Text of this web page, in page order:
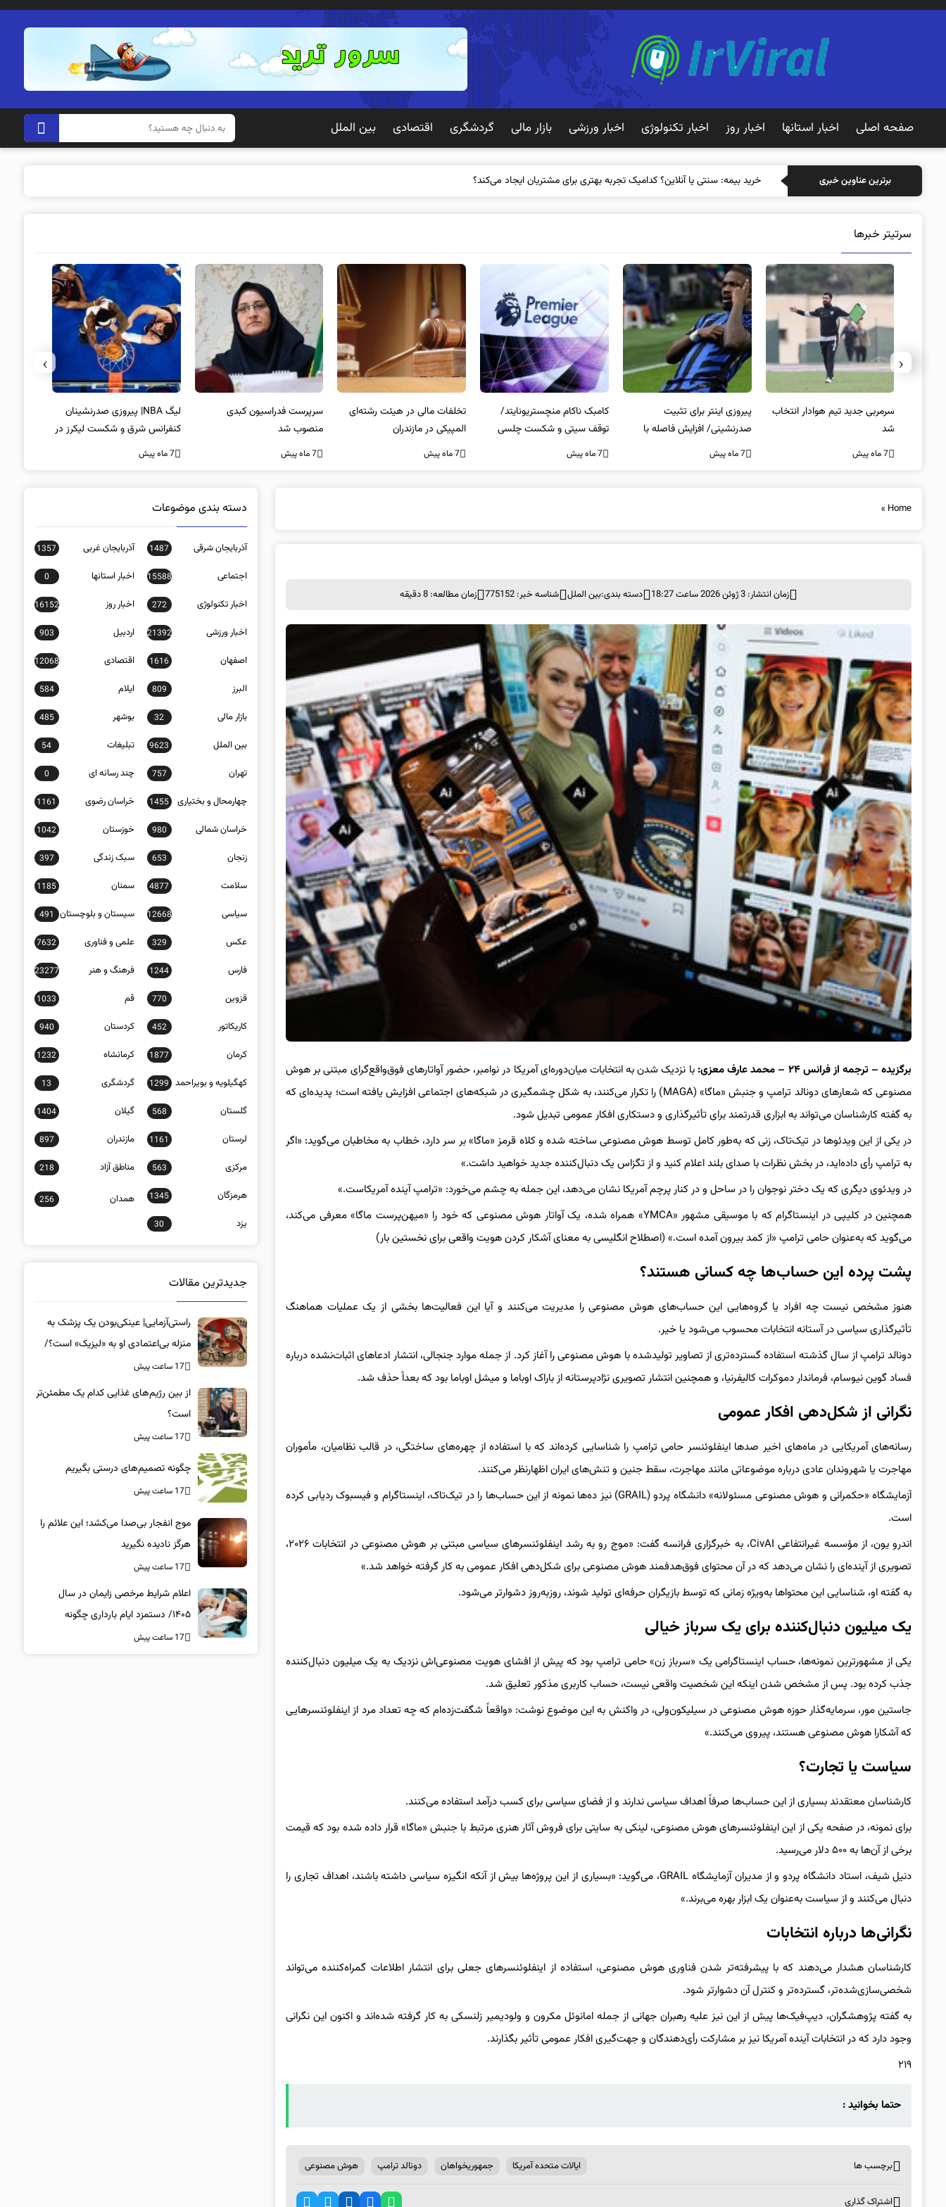
صفحه اصلی اخبار استانها اخبار روز اخبار تکنولوژی اخبار ورزشی بازار مالی گردشگری اقتصادی بین الملل
برترین عناوین خبری خرید بیمه: سنتی
سرتیتر خبرها
سرمربی جدید تیم هوادار انتخاب
شد
7 ماه پیش
پیروزی اینتر برای تثبیت
صدرنشینی/ افزایش فاصله با
ناپولی
7 ماه پیش
کامبک ناکام منچستریونایتد/
توقف سیتی و شکست چلسی
7 ماه پیش
تخلفات مالی در هیئت رشته‌ای
المپیکی در مازندران
7 ماه پیش
سرپرست فدراسیون کبدی
منصوب شد
7 ماه پیش
لیگ NBA| پیروزی صدرنشینان
کنفرانس شرق و شکست لیکرز در
غیاب جیمز
7 ماه پیش
‹
›
Home
»
زمان انتشار: 3 ژوئن 2026 ساعت 18:27 دسته بندی:بین الملل شناسه خبر: 775152 زمان مطالعه: 8 دقیقه
برگزیده – ترجمه از فرانس ۲۴ – محمد عارف معزی:
با نزدیک شدن به انتخابات میان‌دوره‌ای آمریکا در نوامبر، حضور آواتارهای فوق‌واقع‌گرای مبتنی بر هوش
مصنوعی که شعارهای دونالد ترامپ و جنبش «ماگا» (MAGA) را تکرار می‌کنند، به شکل چشمگیری در شبکه‌های اجتماعی افزایش یافته است؛ پدیده‌ای که
به گفته کارشناسان می‌تواند به ابزاری قدرتمند برای تأثیرگذاری و دستکاری افکار عمومی تبدیل شود.
در یکی از این ویدئوها در تیک‌تاک، زنی که به‌طور کامل توسط هوش مصنوعی ساخته شده و کلاه قرمز «ماگا» بر سر دارد، خطاب به مخاطبان می‌گوید: «اگر
به ترامپ رأی داده‌اید، در بخش نظرات با صدای بلند اعلام کنید و از تگزاس یک دنبال‌کننده جدید خواهید داشت.»
در ویدئوی دیگری که یک دختر نوجوان را در ساحل و در کنار پرچم آمریکا نشان می‌دهد، این جمله به چشم می‌خورد: «ترامپ آینده آمریکاست.»
همچنین در کلیپی در اینستاگرام که با موسیقی مشهور «YMCA» همراه شده، یک آواتار هوش مصنوعی که خود را «میهن‌پرست ماگا» معرفی می‌کند،
می‌گوید که به‌عنوان حامی ترامپ «از کمد بیرون آمده است.» (اصطلاح انگلیسی به معنای آشکار کردن هویت واقعی برای نخستین بار)
پشت پرده این حساب‌ها چه کسانی هستند؟
هنوز مشخص نیست چه افراد یا گروه‌هایی این حساب‌های هوش مصنوعی را مدیریت می‌کنند و آیا این فعالیت‌ها بخشی از یک عملیات هماهنگ
تأثیرگذاری سیاسی در آستانه انتخابات محسوب می‌شود یا خیر.
دونالد ترامپ از سال گذشته استفاده گسترده‌تری از تصاویر تولیدشده با هوش مصنوعی را آغاز کرد. از جمله موارد جنجالی، انتشار ادعاهای اثبات‌نشده درباره
فساد گوین نیوسام، فرماندار دموکرات کالیفرنیا، و همچنین انتشار تصویری نژادپرستانه از باراک اوباما و میشل اوباما بود که بعداً حذف شد.
نگرانی از شکل‌دهی افکار عمومی
رسانه‌های آمریکایی در ماه‌های اخیر صدها اینفلوئنسر حامی ترامپ را شناسایی کرده‌اند که با استفاده از چهره‌های ساختگی، در قالب نظامیان، مأموران
مهاجرت یا شهروندان عادی درباره موضوعاتی مانند مهاجرت، سقط جنین و تنش‌های ایران اظهارنظر می‌کنند.
آزمایشگاه «حکمرانی و هوش مصنوعی مسئولانه» دانشگاه پردو (GRAIL) نیز ده‌ها نمونه از این حساب‌ها را در تیک‌تاک، اینستاگرام و فیسبوک ردیابی کرده
است.
اندرو یون، از مؤسسه غیرانتفاعی CivAI، به خبرگزاری فرانسه گفت: «موج رو به رشد اینفلوئنسرهای سیاسی مبتنی بر هوش مصنوعی در انتخابات ۲۰۲۶،
تصویری از آینده‌ای را نشان می‌دهد که در آن محتوای فوق‌هدفمند هوش مصنوعی برای شکل‌دهی افکار عمومی به کار گرفته خواهد شد.»
به گفته او، شناسایی این محتواها به‌ویژه زمانی که توسط بازیگران حرفه‌ای تولید شوند، روزبه‌روز دشوارتر می‌شود.
یک میلیون دنبال‌کننده برای یک سرباز خیالی
یکی از مشهورترین نمونه‌ها، حساب اینستاگرامی یک «سرباز زن» حامی ترامپ بود که پیش از افشای هویت مصنوعی‌اش نزدیک به یک میلیون دنبال‌کننده
جذب کرده بود. پس از مشخص شدن اینکه این شخصیت واقعی نیست، حساب کاربری مذکور تعلیق شد.
جاستین مور، سرمایه‌گذار حوزه هوش مصنوعی در سیلیکون‌ولی، در واکنش به این موضوع نوشت: «واقعاً شگفت‌زده‌ام که چه تعداد مرد از اینفلوئنسرهایی
که آشکارا هوش مصنوعی هستند، پیروی می‌کنند.»
سیاست یا تجارت؟
کارشناسان معتقدند بسیاری از این حساب‌ها صرفاً اهداف سیاسی ندارند و از فضای سیاسی برای کسب درآمد استفاده می‌کنند.
برای نمونه، در صفحه یکی از این اینفلوئنسرهای هوش مصنوعی، لینکی به سایتی برای فروش آثار هنری مرتبط با جنبش «ماگا» قرار داده شده بود که قیمت
برخی از آن‌ها به ۵۰۰ دلار می‌رسید.
دنیل شیف، استاد دانشگاه پردو و از مدیران آزمایشگاه GRAIL، می‌گوید: «بسیاری از این پروژه‌ها بیش از آنکه انگیزه سیاسی داشته باشند، اهداف تجاری را
دنبال می‌کنند و از سیاست به‌عنوان یک ابزار بهره می‌برند.»
نگرانی‌ها درباره انتخابات
کارشناسان هشدار می‌دهند که با پیشرفته‌تر شدن فناوری هوش مصنوعی، استفاده از اینفلوئنسرهای جعلی برای انتشار اطلاعات گمراه‌کننده می‌تواند
شخصی‌سازی‌شده‌تر، گسترده‌تر و کنترل آن دشوارتر شود.
به گفته پژوهشگران، دیپ‌فیک‌ها پیش از این نیز علیه رهبران جهانی از جمله امانوئل مکرون و ولودیمیر زلنسکی به کار گرفته شده‌اند و اکنون این نگرانی
وجود دارد که در انتخابات آینده آمریکا نیز بر مشارکت رأی‌دهندگان و جهت‌گیری افکار عمومی تأثیر بگذارند.
۲۱۹
حتما بخوانید :
برچسب ها ایالات متحده آمریکا جمهوریخواهان دونالد ترامپ هوش مصنوعی
اشتراک گذاری
دسته بندی موضوعات
آذربایجان شرقی 1487 آذربایجان غربی 1357
اجتماعی 15588 اخبار استانها 0
اخبار تکنولوژی 272 اخبار روز 16152
اخبار ورزشی 21392 اردبیل 903
اصفهان 1616 اقتصادی 12068
البرز 809 ایلام 584
بازار مالی 32 بوشهر 485
بین الملل 9623 تبلیغات 54
تهران 757 چند رسانه ای 0
چهارمحال و بختیاری 1455 خراسان رضوی 1161
خراسان شمالی 980 خوزستان 1042
زنجان 653 سبک زندگی 397
سلامت 4877 سمنان 1185
سیاسی 12668 سیستان و بلوچستان 491
عکس 329 علمی و فناوری 7632
فارس 1244 فرهنگ و هنر 23277
قزوین 770 قم 1033
کاریکاتور 452 کردستان 940
کرمان 1877 کرمانشاه 1232
کهگیلویه و بویراحمد 1299 گردشگری 13
گلستان 568 گیلان 1404
لرستان 1161 مازندران 897
مرکزی 563 مناطق آزاد 218
هرمزگان 1345 همدان 256
یزد 30
جدیدترین مقالات
راستی‌آزمایی| عینکی‌بودن یک پزشک به
منزله بی‌اعتمادی او به «لیزیک» است؟/
جراحان، چشم فرزندان خود را لیزیک
می‌کنند؟
17 ساعت پیش
از بین رژیم‌های غذایی کدام یک مطمئن‌تر
است؟‌
17 ساعت پیش
چگونه تصمیم‌های درستی بگیریم
17 ساعت پیش
موج انفجار بی‌صدا می‌کشد؛ این علائم را
هرگز نادیده نگیرید
17 ساعت پیش
اعلام شرایط مرخصی زایمان در سال
۱۴۰۵/ دستمزد ایام بارداری چگونه
پرداخت می‌شود؟
17 ساعت پیش